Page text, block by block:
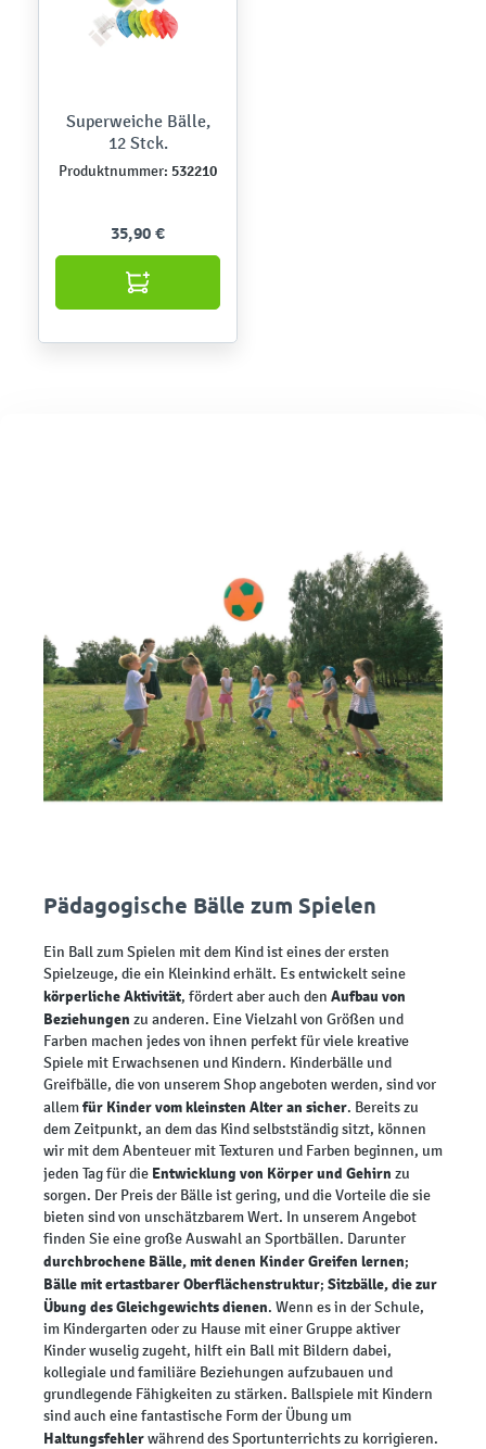
Superweiche Bälle,
12 Stck.
Produktnummer: 532210
35,90 €
Pädagogische Bälle zum Spielen
Ein Ball zum Spielen mit dem Kind ist eines der ersten
Spielzeuge, die ein Kleinkind erhält. Es entwickelt seine
körperliche Aktivität, fördert aber auch den Aufbau von
Beziehungen zu anderen. Eine Vielzahl von Größen und
Farben machen jedes von ihnen perfekt für viele kreative
Spiele mit Erwachsenen und Kindern. Kinderbälle und
Greifbälle, die von unserem Shop angeboten werden, sind vor
allemfür Kinder vom kleinsten Alter an sicher. Bereits zu
dem Zeitpunkt, an dem das Kind selbstständig sitzt, können
wir mit dem Abenteuer mit Texturen und Farben beginnen, um
jeden Tag für die Entwicklung von Körper und Gehirn zu
sorgen. Der Preis der Bälle ist gering, und die Vorteile die sie
bieten sind von unschätzbarem Wert. In unserem Angebot
finden Sie eine große Auswahl an Sportbällen. Darunter
durchbrochene Bälle, mit denen Kinder Greifen lernen;
Bälle mit ertastbarer Oberflächenstruktur; Sitzbälle, die zur
Übung des Gleichgewichts dienen. Wenn es in der Schule,
im Kindergarten oder zu Hause mit einer Gruppe aktiver
Kinder wuselig zugeht, hilft ein Ball mit Bildern dabei,
kollegiale und familiäre Beziehungen aufzubauen und
grundlegende Fähigkeiten zu stärken. Ballspiele mit Kindern
sind auch eine fantastische Form der Übung um
Haltungsfehlerwährend des Sportunterrichts zu korrigieren.